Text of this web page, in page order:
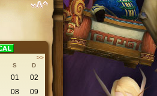
>>
S D
01
02
08
09